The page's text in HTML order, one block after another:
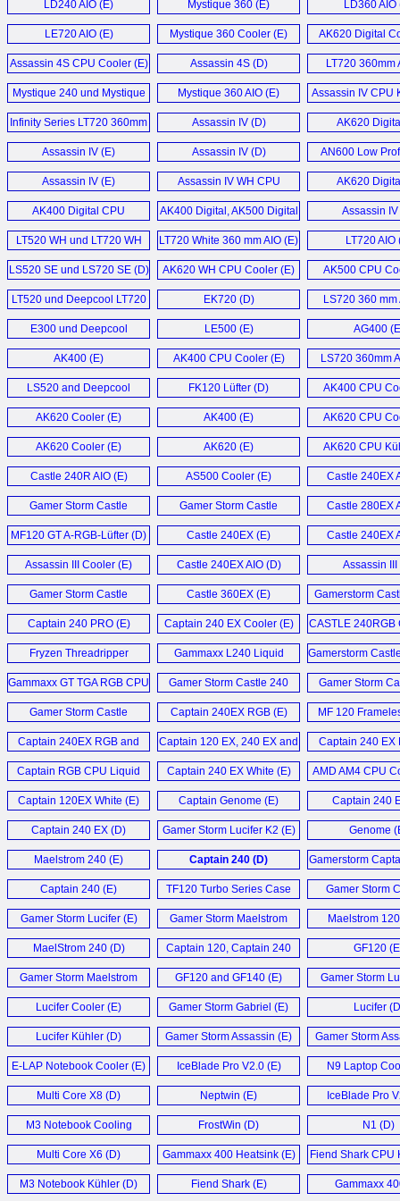
CH560 Digital (D)
CH560 Digital (E)
CH560 Case (E)
CH560 Digital Case (E)
Mehr Gehäuse News ...
Assassin IV VC
LP240, LP360,
LP360 WH
Mystique 360 5th
AIO (E)
LD240 AIO
Mystique
LD360 AIO
Mehr Kühler
PL550D, PL650D, PL750D,
PL800D Netzteil (D)
PX1000G Native ATX 3.0
PSU (E)
PX1200G ATX 3.0 PSU (E)
PX1000G 1000W PCIe 5.0
PSU (E)
PX1000G 1000W PSU (E)
PX1000G PSU (E)
Mehr Netzteil News ...
MG510 Wireless Mouse (E)
KG722 Keyboard (E)
KG722 Mechanical Gaming
KB500 Gaming Tastatur (D)
MC310 Mouse (E)
LD240 AIO (E)
Mystique 360 (E) LD360 AIO
LE720 AIO (E) Mystique 360 Cooler (E) AK620 Digital
Assassin 4S CPU Cooler (E) Assassin 4S (D) LT720 360mm
Mystique 240 und Mystique
360 (D)
Mystique 360 AIO (E) Assassin IV CPU
Infinity Series LT720 360mm
Liquid Cooler (E)
Assassin IV (D) AK620
Assassin IV (E) Assassin IV (D)
AN600 Low
Cooler
Assassin IV (E)
Assassin IV WH CPU
Cooler (E)
AK620
AK400 Digital CPU
Cooler (E)
AK400 Digital, AK500 Digital
und AK620 Digital (D)
Assassin IV
LT520 WH und LT720 WH
AIO Wasserkühler (D)
LT720 White 360 mm AIO (E) LT720 AIO
LS520 SE und LS720 SE (D) AK620 WH CPU Cooler (E) AK500 CPU
LT520 und Deepcool LT720
AIO (D)
EK720 (D) LS720 360 mm
E300 und Deepcool
LE500 (D)
LE500 (E) AG400
AK400 (E) AK400 CPU Cooler (E)
LS720 360mm
Cooler
LS520 and Deepcool
LS720 (E)
FK120 Lüfter (D) AK400 CPU
AK620 Cooler (E) AK400 (E) AK620 CPU
AK620 Cooler (E) AK620 (E) AK620 CPU
Castle 240R AIO (E) AS500 Cooler (E) Castle 240EX
Gamer Storm Castle
280EX (E)
Gamer Storm Castle
280EX (E)
Castle 280EX
MF120 GT A-RGB-Lüfter (D) Castle 240EX (E) Castle 240EX
Assassin III Cooler (E) Castle 240EX AIO (D) Assassin III
Gamer Storm Castle
240EX (E)
Castle 360EX (E)
Gamerstorm
AIO (E)
Captain 240 PRO (E)
Captain 240 EX Cooler (E) CASTLE 240RGB
Fryzen Threadripper
Cooler (E)
Gammaxx L240 Liquid
Cooler (E)
Gamerstorm
AIO (E)
Gammaxx GT TGA RGB CPU
Air Cooler (E)
Gamer Storm Castle 240
RGB (E)
Gamer Storm
RGB (D)
Gamer Storm Castle
240RGB (E)
Captain 240EX RGB (E)
MF 120
RGB WIFI Fan
Captain 240EX RGB and
Deepcool Fryzen (E)
Captain 120 EX, 240 EX and
360 EX RGB (E)
Captain 240 EX
Captain RGB CPU Liquid
Cooler (E)
Captain 240 EX White (E) AMD AM4 CPU
Captain 120EX White (E) Captain Genome (E) Captain 240
Captain 240 EX (D) Gamer Storm Lucifer K2 (E) Genome
Maelstrom 240 (E) Captain 240 (D) Gamerstorm
Captain 240 (E)
TF120 Turbo Series Case
Fan (E)
Gamer Storm
360 (E)
Gamer Storm Lucifer (E)
Gamer Storm Maelstrom
120 (E)
Maelstrom
Kühler
MaelStrom 240 (D)
Captain 120, Captain 240
and Captain 360 (E)
GF120
Gamer Storm Maelstrom
240 (E)
GF120 and GF140 (E) Gamer Storm
Lucifer Cooler (E) Gamer Storm Gabriel (E) Lucifer
Lucifer Kühler (D) Gamer Storm Assassin (E) Gamer Storm
E-LAP Notebook Cooler (E) IceBlade Pro V2.0 (E) N9 Laptop
Multi Core X8 (D) Neptwin (E) IceBlade Pro
M3 Notebook Cooling
Pad (E)
FrostWin (D) N1 (D)
Multi Core X6 (D) Gammaxx 400 Heatsink (E) Fiend Shark CPU
M3 Notebook Kühler (D) Fiend Shark (E) Gammaxx